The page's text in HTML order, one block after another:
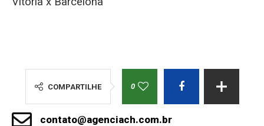
COMPARTILHE 0
contato@agenciach.com.br